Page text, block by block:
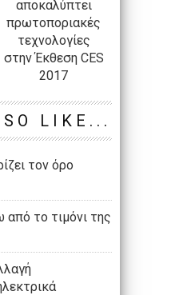
αποκαλύπτει
πρωτοποριακές
τεχνολογίες
στην Έκθεση CES
2017
LIKE...
τον όρο
από το τιμόνι της